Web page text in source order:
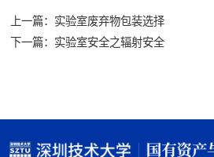
上一篇：实验室废弃物包装选择
下一篇：实验室安全之辐射安全